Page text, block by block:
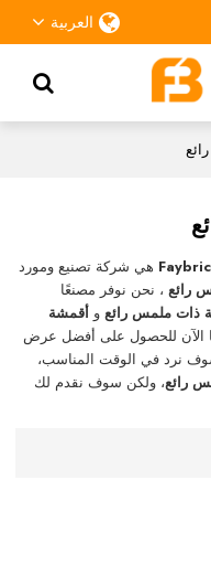
العربية
هي شركة تصنيع ومورد
رائع ، نحن نوفر مصنعًا
ذات ملمس رائع وأقمشة
الآن للحصول على أفضل عرض
نرد في الوقت المناسب،
رائع، ولكن سوف نقدم لك